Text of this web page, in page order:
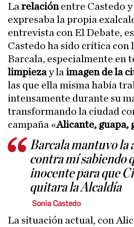
La relaciónentre Castedo
expresaba la propia
entrevista con El Debate, es
Castedo ha sido crítica con
Barcala, especialmente en
limpiezay la imagen de la
las que ella misma había
intensamente durante su
transformando la ciudad
campaña «Alicante, guapa,
Barcala mantuvo la
contra mí sabiendo
inocente para que
quitara la Alcaldía
Sonia Castedo
La situación actual, con